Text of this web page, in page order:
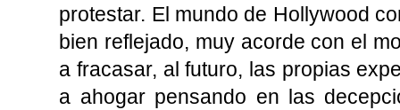
protestar. El mundo de Hollywood
bien reflejado, muy acorde con el
a fracasar, al futuro, las propias
a ahogar pensando en las